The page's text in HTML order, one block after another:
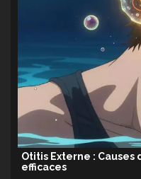
Otitis Externe :
efficaces